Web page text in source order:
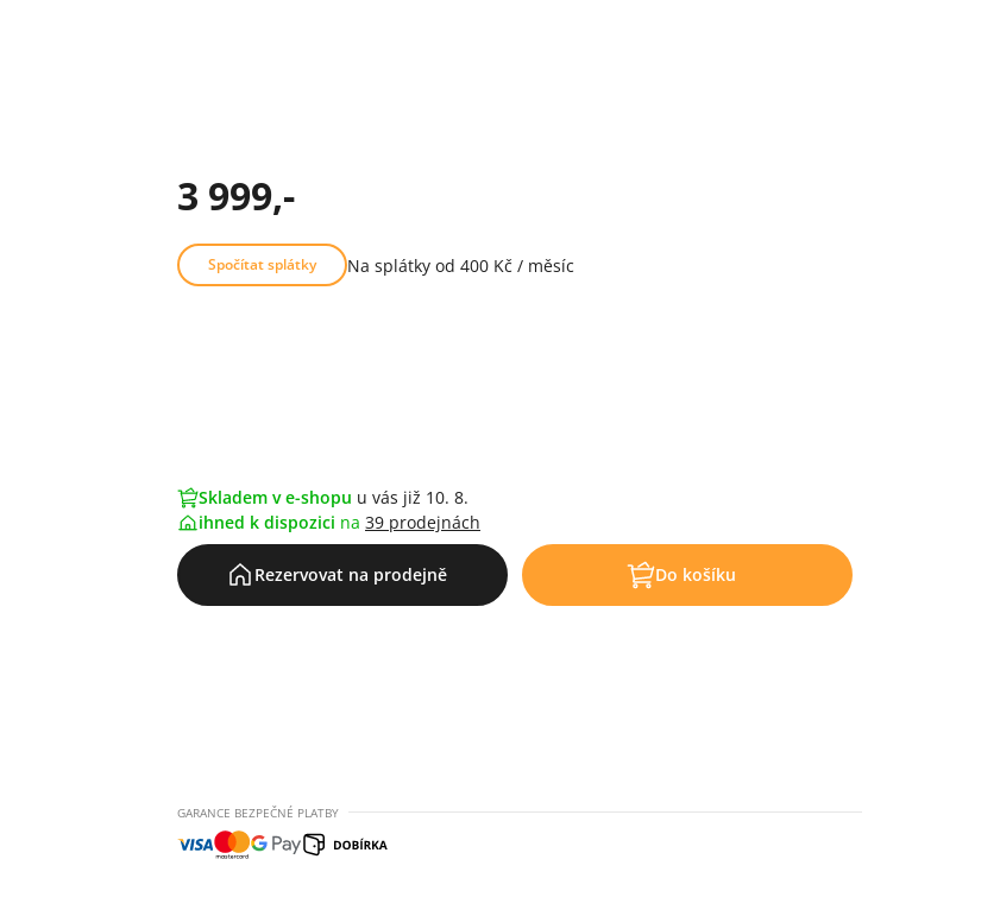
3 999,-
Spočítat splátky Na splátky od 400 Kč / měsíc
Skladem v e-shopu u vás již 10. 8.
ihned k dispozici na 39 prodejnách
Rezervovat na prodejně Do košíku
GARANCE BEZPEČNÉ PLATBY